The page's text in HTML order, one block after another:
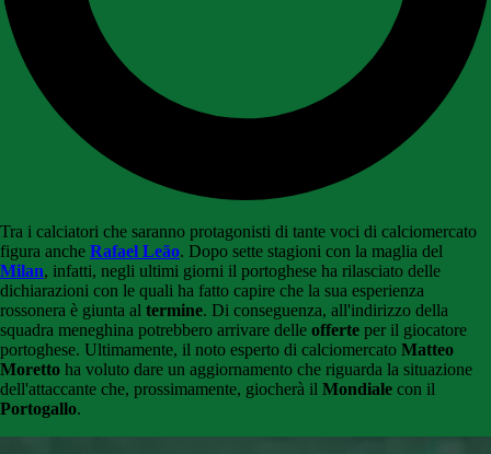
Tra i calciatori che saranno protagonisti di tante voci di calciomercato
figura anche Rafael Leão. Dopo sette stagioni con la maglia del
Milan, infatti, negli ultimi giorni il portoghese ha rilasciato delle
dichiarazioni con le quali ha fatto capire che la sua esperienza
rossonera è giunta al termine. Di conseguenza, all'indirizzo della
squadra meneghina potrebbero arrivare delle offerte per il giocatore
portoghese. Ultimamente, il noto esperto di calciomercato Matteo
Moretto ha voluto dare un aggiornamento che riguarda la situazione
dell'attaccante che, prossimamente, giocherà il Mondiale con il
Portogallo.